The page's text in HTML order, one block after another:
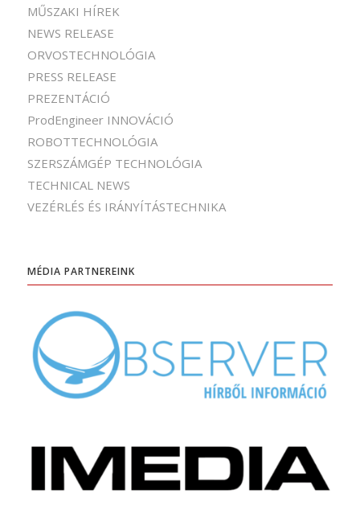
MŰSZAKI HÍREK
NEWS RELEASE
ORVOSTECHNOLÓGIA
PRESS RELEASE
PREZENTÁCIÓ
ProdEngineer INNOVÁCIÓ
ROBOTTECHNOLÓGIA
SZERSZÁMGÉP TECHNOLÓGIA
TECHNICAL NEWS
VEZÉRLÉS ÉS IRÁNYÍTÁSTECHNIKA
MÉDIA PARTNEREINK